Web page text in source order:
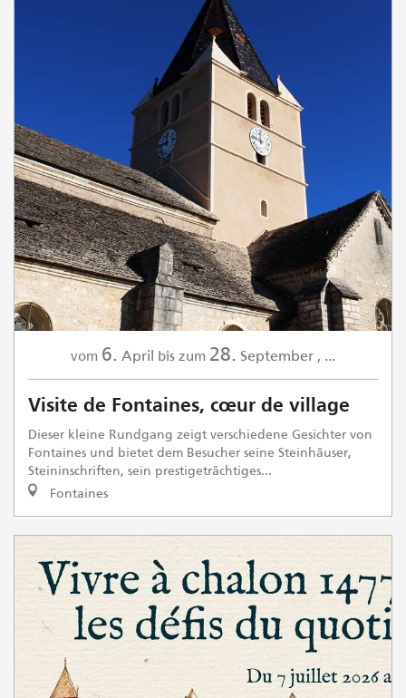
vom 6. April bis zum 28. September , ...
Visite de Fontaines, cœur de village
Dieser kleine Rundgang zeigt verschiedene Gesichter von
Fontaines und bietet dem Besucher seine Steinhäuser,
Steininschriften, sein prestigeträchtiges...
Fontaines